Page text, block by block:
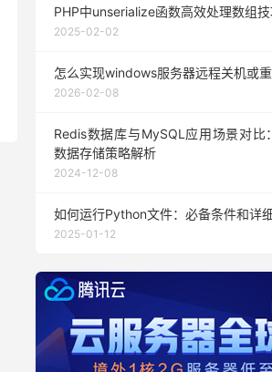
PHP中unserialize函数高效处理数组
2025-02-02
怎么实现windows服务器远程关机或
2026-02-08
Redis数据库与MySQL应用场景对比
数据存储策略解析
2024-12-08
如何运行Python文件：必备条件和详
2025-01-12